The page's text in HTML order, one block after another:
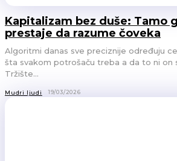
Kapitalizam bez duše: Tamo
prestaje da razume čoveka
Algoritmi danas sve preciznije određuju
šta svakom potrošaču treba a da to ni on
Tržište...
Mudri ljudi 19/03/2026